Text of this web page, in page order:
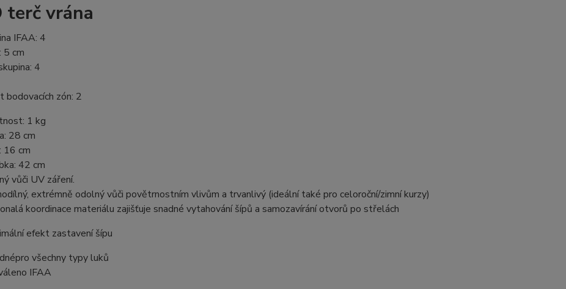
terč vrána
IFAA: 4
5 cm
4
bodovacích zón: 2
1 kg
28 cm
16 cm
42 cm
vůči UV záření.
extrémně odolný vůči povětrnostním vlivům a trvanlivý (ideální také pro celoroční/zimní kurzy)
koordinace materiálu zajišťuje snadné vytahování šípů a samozavírání otvorů po střelách
efekt zastavení šípu
všechny typy luků
IFAA